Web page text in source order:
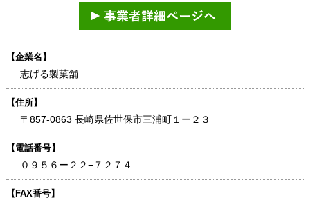
【企業名】
志げる製菓舗
【住所】
〒857-0863 長崎県佐世保市三浦町１ー２３
【電話番号】
０９５６ー２２−７２７４
【FAX番号】